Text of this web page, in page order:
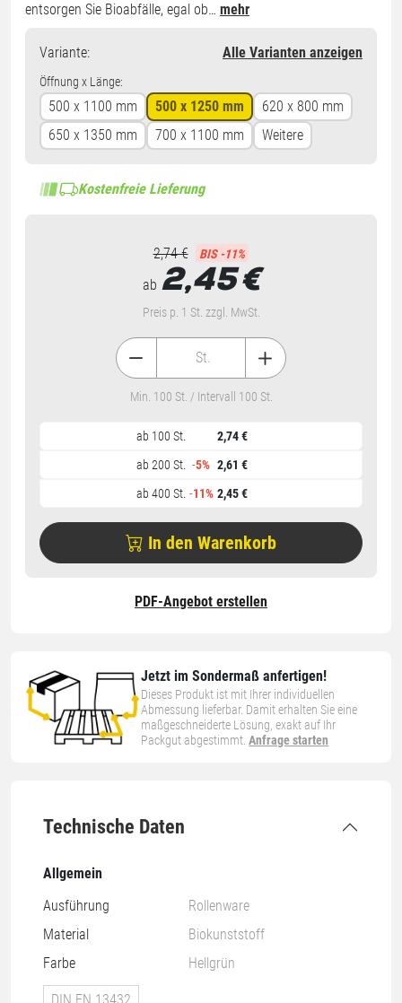
Jetzt im Sondermaß anfertigen!
Dieses Produkt ist mit Ihrer individuellen
Abmessung lieferbar. Damit erhalten Sie eine
maßgeschneiderte Lösung, exakt auf Ihr
Packgut abgestimmt.Anfrage starten
Technische Daten
Allgemein
Ausführung
Rollenware
Material
Biokunststoff
Farbe
Hellgrün
entsorgen Sie Bioabfälle, egal ob… mehr
Variante: Alle Varianten anzeigen
Öffnung x Länge:
500 x 1100 mm 500 x 1250 mm
620 x 800 mm
650 x 1350 mm
700 x 1100 mm Weitere
Kostenfreie Lieferung
2,74 € BIS -11%
ab 2,45 €
Preis p. 1 St. zzgl. MwSt.
ab 100 St.
2,74 €
ab 200 St.
-5% 2,61 €
ab 400 St. -11% 2,45 €
St.
Min. 100 St. / Intervall 100 St.
In den Warenkorb
PDF-Angebot erstellen